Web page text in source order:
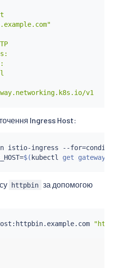
v1
Ingress Host:
istio-ingress --for=
=$( kubectl get
httpbin за допомогою